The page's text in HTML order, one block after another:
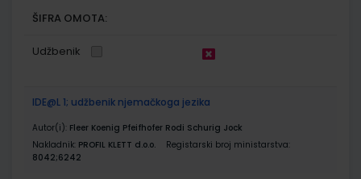
ŠIFRA OMOTA:
Udžbenik
IDE@L 1; udžbenik njemačkoga jezika
Autor(i): Fleer Koenig Pfeifhofer Rodi Schurig Jock
Nakladnik: PROFIL KLETT d.o.o.
Registarski broj ministarstva:
8042;6242